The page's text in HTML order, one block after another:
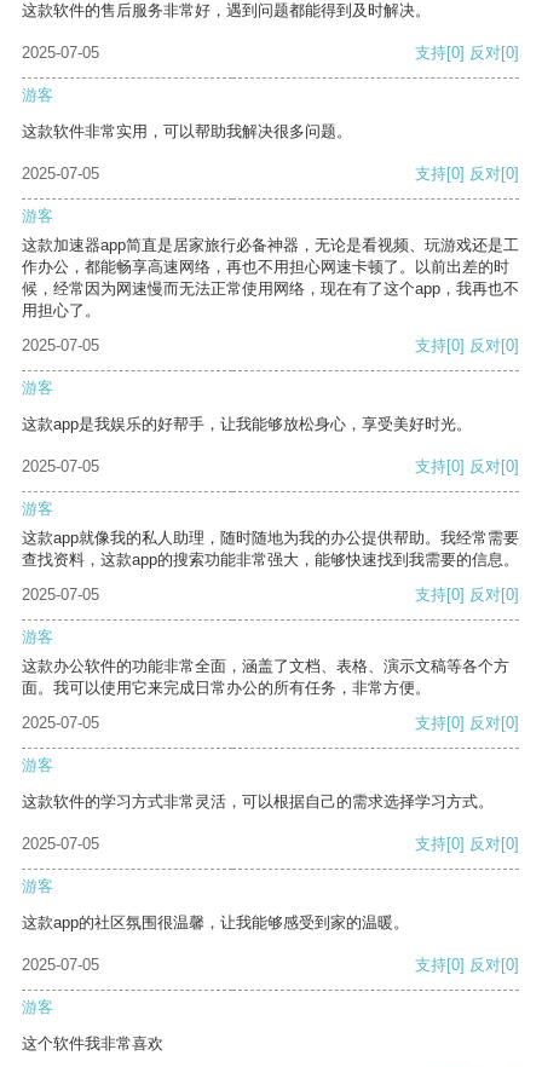
这款软件的售后服务非常好，遇到问题都能得到及时解决。
2025-07-05 支持[0] 反对[0]
游客
这款软件非常实用，可以帮助我解决很多问题。
2025-07-05 支持[0] 反对[0]
游客
这款加速器app简直是居家旅行必备神器，无论是看视频、玩游戏还是工
作办公，都能畅享高速网络，再也不用担心网速卡顿了。以前出差的时
候，经常因为网速慢而无法正常使用网络，现在有了这个app，我再也不
用担心了。
2025-07-05
支持[0] 反对[0]
游客
这款app是我娱乐的好帮手，让我能够放松身心，享受美好时光。
2025-07-05 支持[0] 反对[0]
游客
这款app就像我的私人助理，随时随地为我的办公提供帮助。我经常需要
查找资料，这款app的搜索功能非常强大，能够快速找到我需要的信息。
2025-07-05
支持[0] 反对[0]
游客
这款办公软件的功能非常全面，涵盖了文档、表格、演示文稿等各个方
面。我可以使用它来完成日常办公的所有任务，非常方便。
2025-07-05
支持[0] 反对[0]
游客
这款软件的学习方式非常灵活，可以根据自己的需求选择学习方式。
2025-07-05 支持[0] 反对[0]
游客
这款app的社区氛围很温馨，让我能够感受到家的温暖。
2025-07-05 支持[0] 反对[0]
游客
这个软件我非常喜欢